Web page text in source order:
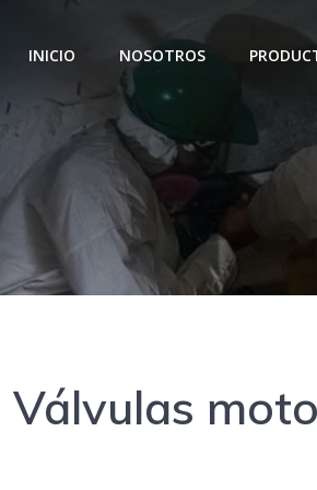
INICIO NOSOTROS
Válvulas
Válvulas